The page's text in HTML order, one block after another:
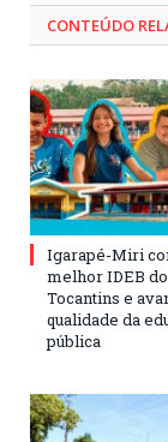
CONTEÚDO
Igarapé-Miri
melhor IDEB
Tocantins e
qualidade da
pública